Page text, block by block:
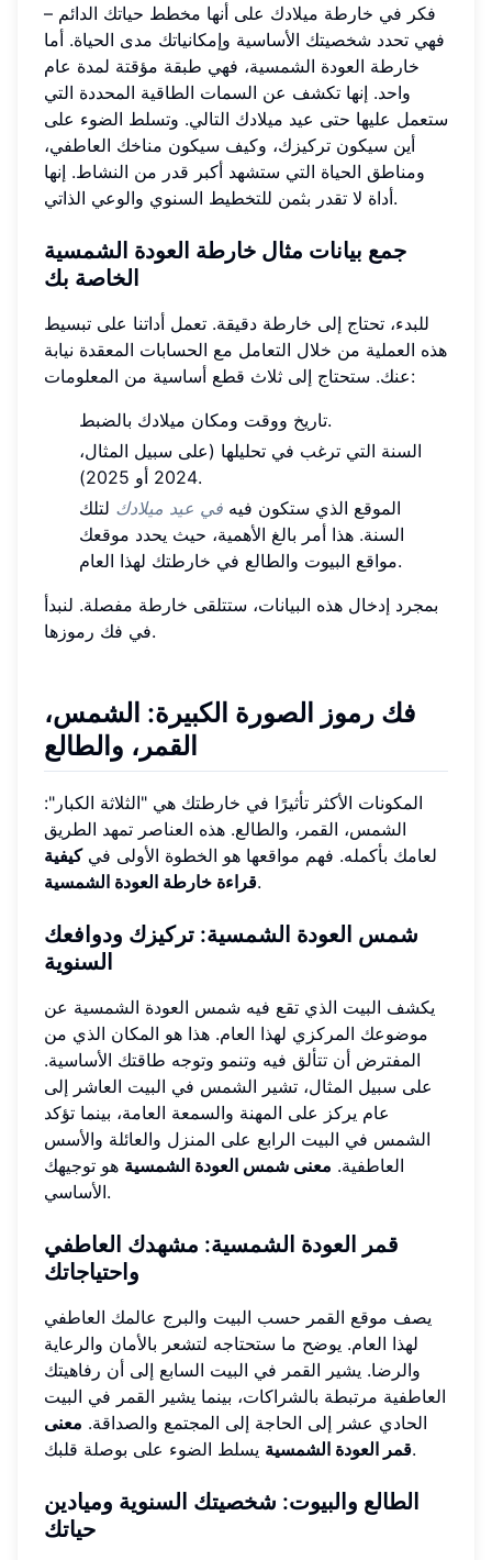
فكر في خارطة ميلادك على أنها مخطط حياتك الدائم –
فهي تحدد شخصيتك الأساسية وإمكانياتك مدى الحياة. أما
خارطة العودة الشمسية، فهي طبقة مؤقتة لمدة عام
واحد. إنها تكشف عن السمات الطاقية المحددة التي
ستعمل عليها حتى عيد ميلادك التالي. وتسلط الضوء على
أين سيكون تركيزك، وكيف سيكون مناخك العاطفي،
ومناطق الحياة التي ستشهد أكبر قدر من النشاط. إنها
أداة لا تقدر بثمن للتخطيط السنوي والوعي الذاتي.
جمع بيانات مثال خارطة العودة الشمسية
الخاصة بك
للبدء، تحتاج إلى خارطة دقيقة. تعمل أداتنا على تبسيط
هذه العملية من خلال التعامل مع الحسابات المعقدة نيابة
عنك. ستحتاج إلى ثلاث قطع أساسية من المعلومات:
تاريخ ووقت ومكان ميلادك بالضبط.
السنة التي ترغب في تحليلها (على سبيل المثال،
2024 أو 2025).
الموقع الذي ستكون فيه في عيد ميلادك لتلك
السنة. هذا أمر بالغ الأهمية، حيث يحدد موقعك
مواقع البيوت والطالع في خارطتك لهذا العام.
بمجرد إدخال هذه البيانات، ستتلقى خارطة مفصلة. لنبدأ
في فك رموزها.
فك رموز الصورة الكبيرة: الشمس،
القمر، والطالع
المكونات الأكثر تأثيرًا في خارطتك هي "الثلاثة الكبار":
الشمس، القمر، والطالع. هذه العناصر تمهد الطريق
لعامك بأكمله. فهم مواقعها هو الخطوة الأولى فيكيفية
قراءة خارطة العودة الشمسية.
شمس العودة الشمسية: تركيزك ودوافعك
السنوية
يكشف البيت الذي تقع فيه شمس العودة الشمسية عن
موضوعك المركزي لهذا العام. هذا هو المكان الذي من
المفترض أن تتألق فيه وتنمو وتوجه طاقتك الأساسية.
على سبيل المثال، تشير الشمس في البيت العاشر إلى
عام يركز على المهنة والسمعة العامة، بينما تؤكد
الشمس في البيت الرابع على المنزل والعائلة والأسس
العاطفية. معنى شمس العودة الشمسية هو توجيهك
الأساسي.
قمر العودة الشمسية: مشهدك العاطفي
واحتياجاتك
يصف موقع القمر حسب البيت والبرج عالمك العاطفي
لهذا العام. يوضح ما ستحتاجه لتشعر بالأمان والرعاية
والرضا. يشير القمر في البيت السابع إلى أن رفاهيتك
العاطفية مرتبطة بالشراكات، بينما يشير القمر في البيت
الحادي عشر إلى الحاجة إلى المجتمع والصداقة. معنى
قمر العودة الشمسيةيسلط الضوء على بوصلة قلبك.
الطالع والبيوت: شخصيتك السنوية وميادين
حياتك